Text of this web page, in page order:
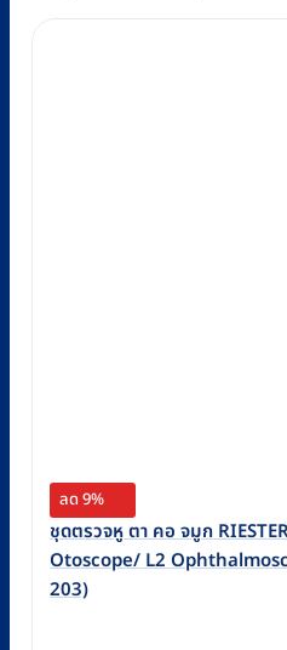
ลด 9%
ชุดตรวจหู ตา คอ จมูก
Otoscope/ L2
203)